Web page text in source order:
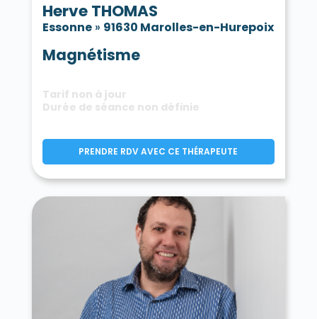
Herve THOMAS
Essonne» 91630 Marolles-en-Hurepoix
Magnétisme
Tarif non à jour
Durée de séance non définie
PRENDRE RDV AVEC CE THÉRAPEUTE